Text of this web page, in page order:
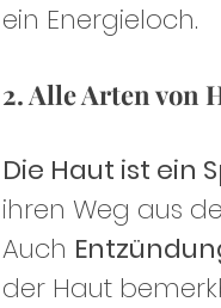
ein Energieloch.
2. Alle Arten von
Die Haut ist ein
ihren Weg aus
Auch
der Haut